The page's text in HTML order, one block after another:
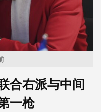
合右派与中间
一枪